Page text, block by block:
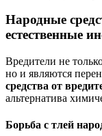
Народные
естественные
Вредители не
но и являются
средства от
альтернатива
Борьба с тлей